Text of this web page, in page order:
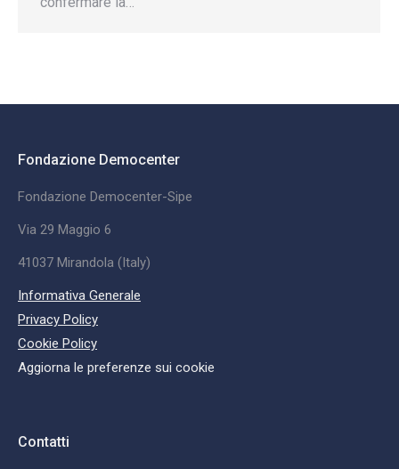
Fondazione Democenter
Fondazione Democenter-Sipe
Via 29 Maggio 6
41037 Mirandola (Italy)
Informativa Generale
Privacy Policy
Cookie Policy
Aggiorna le preferenze sui cookie
Contatti